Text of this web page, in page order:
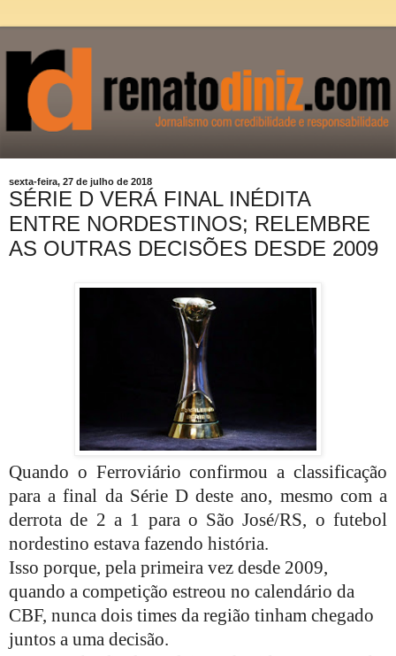
sexta-feira, 27 de julho de 2018
SÉRIE D VERÁ FINAL INÉDITA
ENTRE NORDESTINOS; RELEMBRE
AS OUTRAS DECISÕES DESDE 2009
Quando o Ferroviário confirmou a classificação
para a final da Série D deste ano, mesmo com a
derrota de 2 a 1 para o São José/RS, o futebol
nordestino estava fazendo história.
Isso porque, pela primeira vez desde 2009,
quando a competição estreou no calendário da
CBF, nunca dois times da região tinham chegado
juntos a uma decisão.